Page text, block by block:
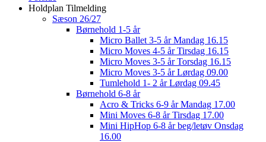
Holdplan Tilmelding
Sæson 26/27
Børnehold 1-5 år
Micro Ballet 3-5 år Mandag 16.15
Micro Moves 4-5 år Tirsdag 16.15
Micro Moves 3-5 år Torsdag 16.15
Micro Moves 3-5 år Lørdag 09.00
Tumlehold 1- 2 år Lørdag 09.45
Børnehold 6-8 år
Acro & Tricks 6-9 år Mandag 17.00
Mini Moves 6-8 år Tirsdag 17.00
Mini HipHop 6-8 år beg/letøv Onsdag
16.00